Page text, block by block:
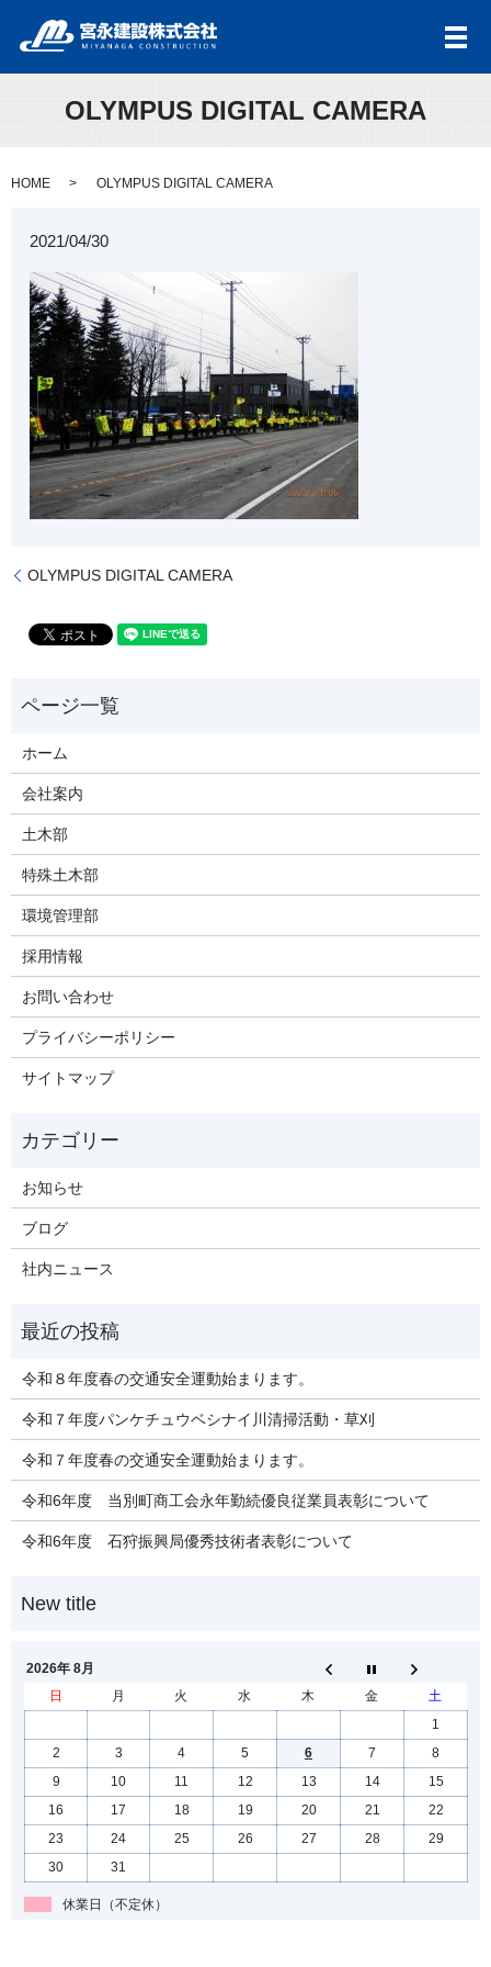
メ
OLYMPUS DIGITAL CAMERA
HOME OLYMPUS DIGITAL CAMERA
2021/04/30
OLYMPUS DIGITAL CAMERA
ホーム
会社案内
土木部
特殊土木部
環境管理部
採用情報
お問い合わせ
プライバシーポリシー
サイトマップ
お知らせ
ブログ
社内ニュース
令和８年度春の交通安全運動始まります。
令和７年度パンケチュウベシナイ川清掃活動・草刈
令和７年度春の交通安全運動始まります。
令和6年度 当別町商工会永年勤続優良従業員表彰について
令和6年度 石狩振興局優秀技術者表彰について
2026年 8月
日
月 火 水 木 金
土
1
2
3 4 5 6 7
8
9
10 11 12 13 14
15
16
17 18 19 20 21
22
23
24 25 26 27 28
29
30
31
休業日（不定休）